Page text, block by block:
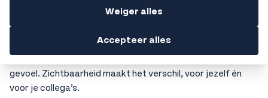
Weiger alles
Accepteer alles
vallen. Signalisatiekleding van HKV zorgt ervoor dat je altijd
gezien wordt, ook als het schemerig is of als de
weersomstandigheden minder goed zijn. Met onze
gevoel. Zichtbaarheid maakt het verschil, voor jezelf én
voor je collega’s.